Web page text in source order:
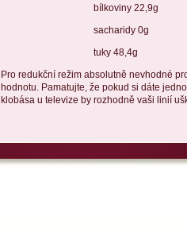
bílkoviny 22,9g
sacharidy 0g
tuky 48,4g
Pro redukční režim absolutně nevhodné
hodnotu. Pamatujte, že pokud si dáte
klobása u televize by rozhodně vaši linií